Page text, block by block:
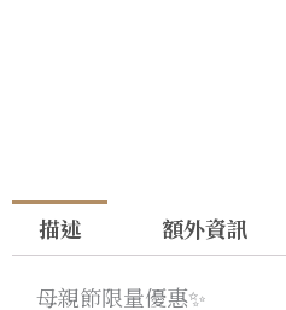
描述 額外資訊
母親節限量優惠✨